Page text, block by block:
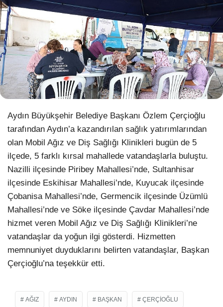
Instagram
Youtube
Pinterest
Dribbble
LinkedIn
Aydın Büyükşehir Belediye Başkanı Özlem Çerçioğlu
tarafından Aydın’a kazandırılan sağlık yatırımlarından
olan Mobil Ağız ve Diş Sağlığı Klinikleri bugün de 5
ilçede, 5 farklı kırsal mahallede vatandaşlarla buluştu.
Nazilli ilçesinde Piribey Mahallesi’nde, Sultanhisar
ilçesinde Eskihisar Mahallesi’nde, Kuyucak ilçesinde
Çobanisa Mahallesi’nde, Germencik ilçesinde Üzümlü
Mahallesi’nde ve Söke ilçesinde Çavdar Mahallesi’nde
hizmet veren Mobil Ağız ve Diş Sağlığı Klinikleri’ne
vatandaşlar da yoğun ilgi gösterdi. Hizmetten
memnuniyet duyduklarını belirten vatandaşlar, Başkan
Çerçioğlu’na teşekkür etti.
AĞIZ AYDIN BAŞKAN ÇERÇIOĞLU